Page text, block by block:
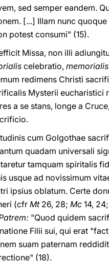
sed semper eandem.
[...] Illam nunc
potest consumi" (15).
Missa, non illi
celebratio,
redimens Christi
Mysterii eucharistici
a se stans, longe a
cum Golgothae
quadam universali
tamquam spiritalis
usque ad novissimum
ipsius oblatum. Certe
(cfr Mt26, 28; Mc 14,
"Quod quidem
Filii sui, qui erat
suam paternam
(18).